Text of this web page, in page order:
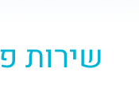
שירות